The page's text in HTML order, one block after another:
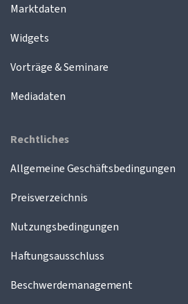
Marktdaten
Widgets
Vorträge & Seminare
Mediadaten
Rechtliches
Allgemeine Geschäftsbedingungen
Preisverzeichnis
Nutzungsbedingungen
Haftungsausschluss
Beschwerdemanagement